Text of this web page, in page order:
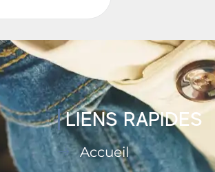
LIENS RAPIDES
Accueil